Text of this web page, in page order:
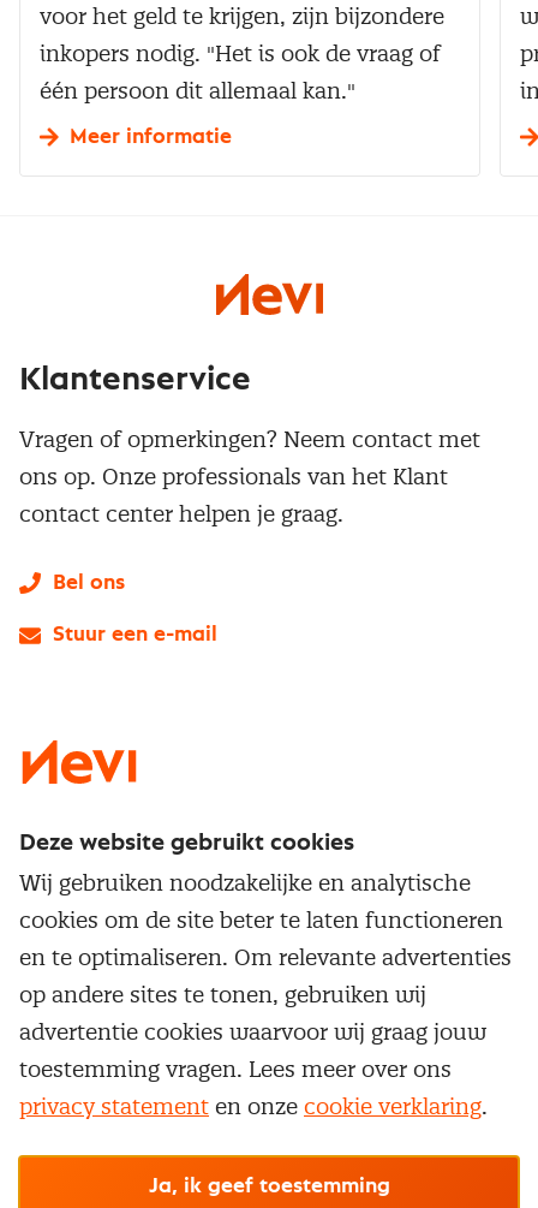
voor het geld te krijgen, zijn bijzondere
inkopers nodig. "Het is ook de vraag of
één persoon dit allemaal kan."
Meer informatie
Service & contact
Over inkoop
Netwerk en communities
Aanmelden nieuwsbrief
Word lid van Nevi
Inkoop vacatures
Populaire thema's
Aanbesteden
Contractmanagement
Kostenmanagement
Onderhandelen
Supply management
Opleidingen en trainingen
Trainingen
Opleidingen
Maatwerk
Klantenservice
Vragen of opmerkingen? Neem contact met
ons op. Onze professionals van het Klant
contact center helpen je graag.
Bel ons
Stuur een e-mail
Cookievoorkeuren beherenOnzealgemene
© Nevi.nl
Deze website gebruikt cookies
Wij gebruiken noodzakelijke en analytische
cookies om de site beter te laten functioneren
en te optimaliseren. Om relevante advertenties
op andere sites te tonen, gebruiken wij
advertentie cookies waarvoor wij graag jouw
toestemming vragen. Lees meer over ons
privacy statement en onze cookie verklaring.
Ja, ik geef toestemming